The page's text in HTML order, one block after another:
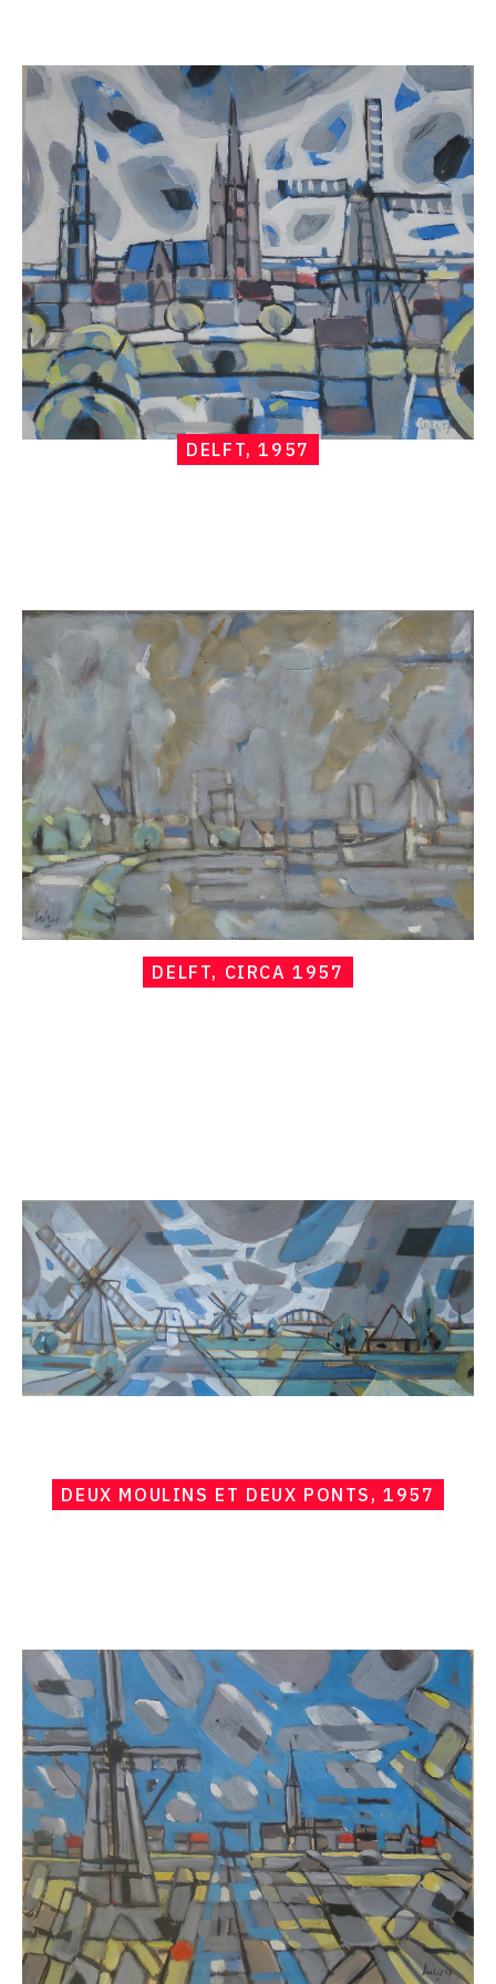
raisonné,
Hans
Delft,
1957
DELFT, 1957
Hans
Seiler,
Delft,
circa
1957
DELFT, CIRCA 1957
moulins
et
deux
ponts,
1957
DEUX MOULINS ET DEUX PONTS, 1957
Hans
Seiler,
En
Hollande,
1957